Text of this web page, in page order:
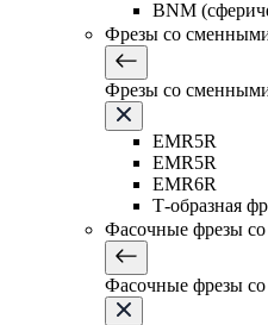
BNM
Фрезы со
Фрезы со
EMR5R
EMR5R
EMR6R
Т-образная
Фасочные фрезы
Фасочные фрезы